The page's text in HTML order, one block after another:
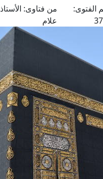
الفتوى:
من فتاوى:
علام